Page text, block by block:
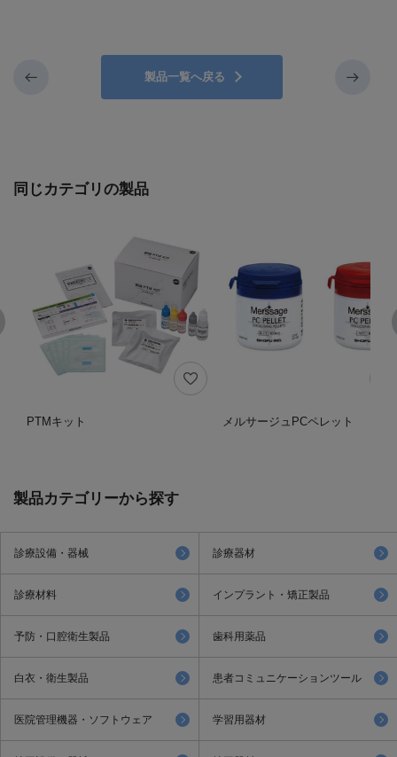
製品一覧へ戻る
同じカテゴリの製品
PTMキット メルサージュPCペレット
製品カテゴリーから探す
診療設備・器械 診療器材
診療材料 インプラント・矯正製品
予防・口腔衛生製品 歯科用薬品
白衣・衛生製品 患者コミュニケーションツール
医院管理機器・ソフトウェア 学習用器材